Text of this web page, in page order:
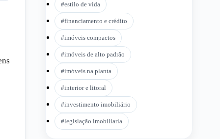
#estilo de vida
#financiamento e crédito
#imóveis compactos
#imóveis de alto padrão
#imóveis na planta
#interior e litoral
#investimento imobiliário
#legislação imobiliaria